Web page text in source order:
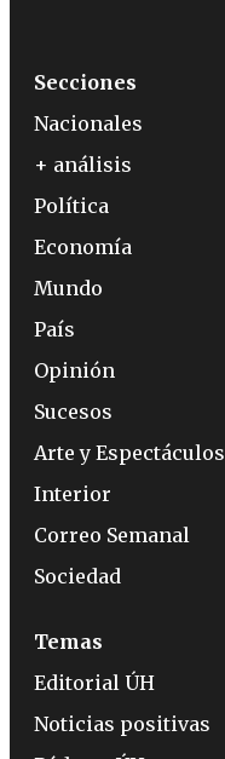
Secciones
Nacionales
+ análisis
Política
Economía
Mundo
País
Opinión
Sucesos
Arte y Espectáculos
Interior
Correo Semanal
Sociedad
Temas
Editorial ÚH
Noticias positivas